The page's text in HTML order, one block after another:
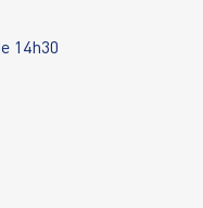
14h30